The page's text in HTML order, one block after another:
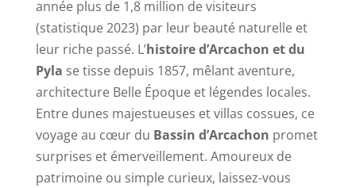
année plus de 1,8 million de visiteurs
(statistique 2023) par leur beauté naturelle et
leur riche passé. L’histoire d’Arcachon et du
Pyla se tisse depuis 1857, mêlant aventure,
architecture Belle Époque et légendes locales.
Entre dunes majestueuses et villas cossues, ce
voyage au cœur du Bassin d’Arcachon promet
surprises et émerveillement. Amoureux de
patrimoine ou simple curieux, laissez-vous